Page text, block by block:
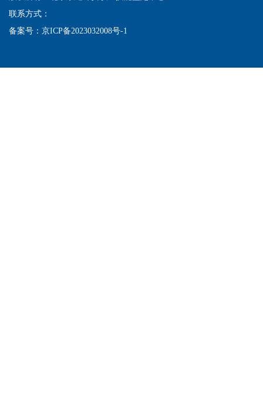
联系方式：
备案号： 京ICP备2023032008号-1